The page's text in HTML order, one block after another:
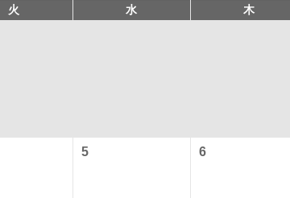
火 水 木
5 6